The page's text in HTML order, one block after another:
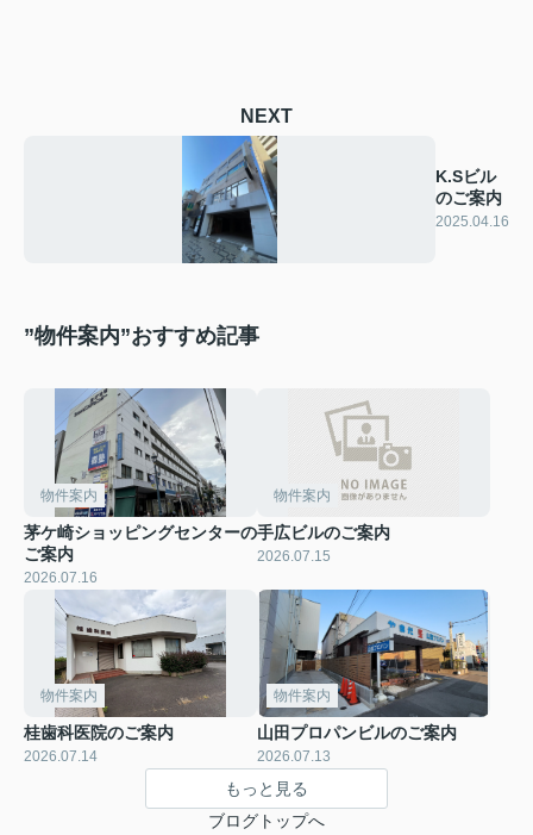
NEXT
K.Sビル
のご案内
2025.04.16
”物件案内”おすすめ記事
物件案内
茅ケ崎ショッピングセンターの
ご案内
2026.07.16
物件案内
手広ビルのご案内
2026.07.15
物件案内
桂歯科医院のご案内
2026.07.14
物件案内
山田プロパンビルのご案内
2026.07.13
もっと見る
ブログトップへ